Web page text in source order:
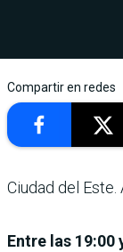
Compartir en redes
Ciudad del Este.
Entre las 19:00